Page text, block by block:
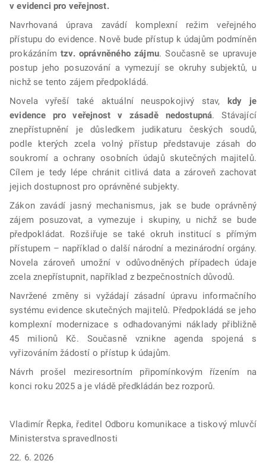
v evidenci pro veřejnost.
Navrhovaná úprava zavádí komplexní režim veřejného
přístupu do evidence. Nově bude přístup k údajům podmíněn
prokázánímtzv. oprávněného zájmu. Současně se upravuje
postup jeho posuzování a vymezují se okruhy subjektů, u
nichž se tento zájem předpokládá.
Novela vyřeší také aktuální neuspokojivý stav,
kdy je
evidence pro veřejnost v zásadě nedostupná. Stávající
znepřístupnění je důsledkem judikaturu českých soudů,
podle kterých zcela volný přístup představuje zásah do
soukromí a ochrany osobních údajů skutečných majitelů.
Cílem je tedy lépe chránit citlivá data a zároveň zachovat
jejich dostupnost pro oprávněné subjekty.
Zákon zavádí jasný mechanismus, jak se bude oprávněný
zájem posuzovat, a vymezuje i skupiny, u nichž se bude
předpokládat. Rozšiřuje se také okruh institucí s přímým
přístupem – například o další národní a mezinárodní orgány.
Novela zároveň umožní v odůvodněných případech údaje
zcela znepřístupnit, například z bezpečnostních důvodů.
Navržené změny si vyžádají zásadní úpravu informačního
systému evidence skutečných majitelů. Předpokládá se jeho
komplexní modernizace s odhadovanými náklady přibližně
45 milionů Kč. Současně vznikne agenda spojená s
vyřizováním žádostí o přístup k údajům.
Návrh prošel meziresortním připomínkovým řízením na
konci roku 2025 a je vládě předkládán bez rozporů.
Vladimír Řepka, ředitel Odboru komunikace a tiskový mluvčí
Ministerstva spravedlnosti
22. 6. 2026